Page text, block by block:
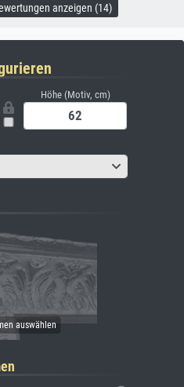
anzeigen (14)
Höhe (Motiv, cm)